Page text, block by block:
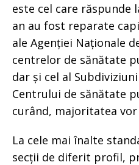
este cel care răspunde
an au fost reparate
ale Agenției Naționale
centrelor de sănătate
dar și cel al
Centrului de sănătate
curând, majoritatea
La cele mai înalte
secții de diferit profil,